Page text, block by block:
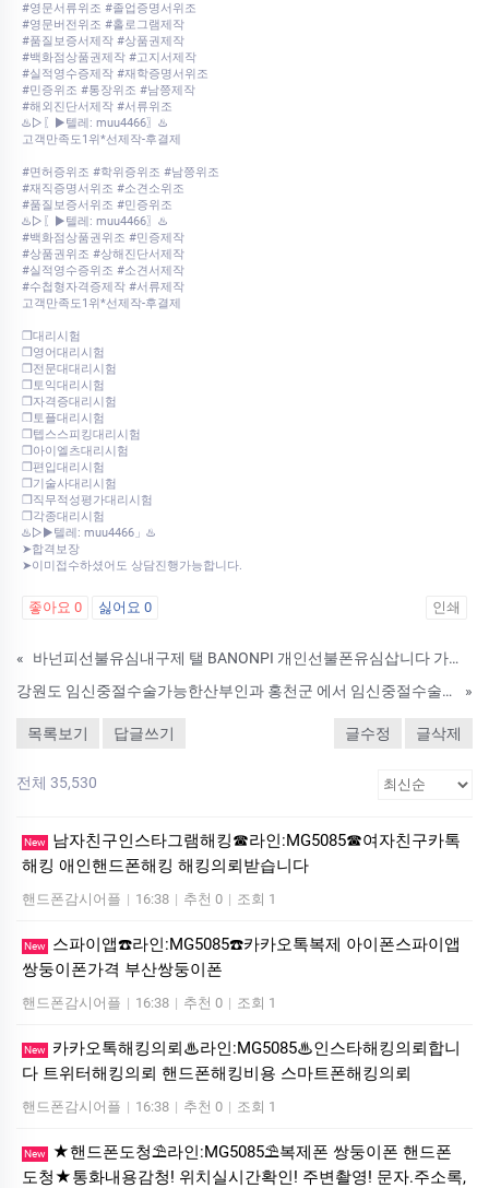
#영문서류위조 #졸업증명서위조
#영문버전위조 #홀로그램제작
#품질보증서제작 #상품권제작
#백화점상품권제작 #고지서제작
#실적영수증제작 #재학증명서위조
#민증위조 #통장위조 #남쯩제작
#해외진단서제작 #서류위조
♨️▷〖▶텔레: muu4466〗♨️
고객만족도1위*선제작-후결제
#면허증위조 #학위증위조 #남쯩위조
#재직증명서위조 #소견소위조
#품질보증서위조 #민증위조
♨️▷〖▶텔레: muu4466〗♨️
#백화점상품권위조 #민증제작
#상품권위조 #상해진단서제작
#실적영수증위조 #소견서제작
#수첩형자격증제작 #서류제작
고객만족도1위*선제작-후결제
❒대리시험
❒영어대리시험
❒전문대대리시험
❒토익대리시험
❒자격증대리시험
❒토플대리시험
❒텝스스피킹대리시험
❒아이엘츠대리시험
❒편입대리시험
❒기술사대리시험
❒직무적성평가대리시험
❒각종대리시험
♨️▷▶텔레: muu4466」♨️
➤합격보장
➤이미접수하셨어도 상담진행가능합니다.
좋아요 0 싫어요 0 인쇄
«
바넌피선불유심내구제 탤 BANONPI 개인선불폰유심삽니다 가평군 무피해 무사고 유심매입업체 대학생p2p소액대출 lg당일소액내구제대출 KGU
강원도 임신중절수술가능한산부인과 홍천군 에서 임신중절수술할수있을까요? 낙태알약복용후 낙태흔적,안전성
»
목록보기 답글쓰기 글수정 글삭제
전체 35,530
New
남자친구인스타그램해킹☎라인:MG5085☎여자친구카톡
해킹 애인핸드폰해킹 해킹의뢰받습니다
핸드폰감시어플 | 16:38 | 추천 0 | 조회 1
New
스파이앱☎️라인:MG5085☎️카카오톡복제 아이폰스파이앱
쌍둥이폰가격 부산쌍둥이폰
핸드폰감시어플 | 16:38 | 추천 0 | 조회 1
New
카카오톡해킹의뢰♨라인:MG5085♨인스타해킹의뢰합니
다 트위터해킹의뢰 핸드폰해킹비용 스마트폰해킹의뢰
핸드폰감시어플 | 16:38 | 추천 0 | 조회 1
New
★핸드폰도청⛱️라인:MG5085⛱️복제폰 쌍둥이폰 핸드폰
도청★통화내용감청! 위치실시간확인! 주변촬영! 문자.주소록,